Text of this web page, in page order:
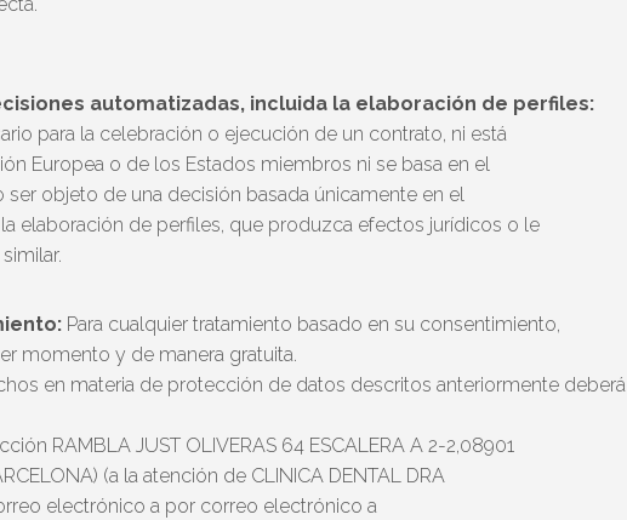
automatizadas, incluida la elaboración de perfiles:
para la celebración o ejecución de un contrato, ni está
Europea o de los Estados miembros ni se basa en el
objeto de una decisión basada únicamente en el
elaboración de perfiles, que produzca efectos jurídicos o le
Para cualquier tratamiento basado en su consentimiento,
momento y de manera gratuita.
en materia de protección de datos descritos anteriormente deberá
RAMBLA JUST OLIVERAS 64 ESCALERA A 2-2,08901
(a la atención de CLINICA DENTAL DRA
electrónico a por correo electrónico a